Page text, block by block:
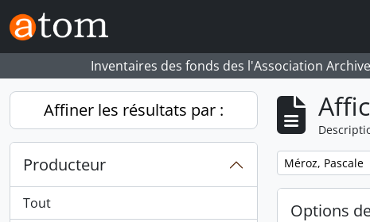
Skip to main content
Inventaires des fonds des l'Association
Affiner les résultats par :
Producteur
Tout
Remove filter:
Méroz, Pascale
Options